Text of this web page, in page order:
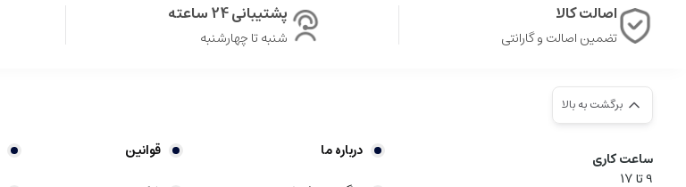
اصالت کالا
تضمین اصالت و گارانتی
پشتیبانی 24 ساعته
شنبه تا چهارشنبه
برگشت به بالا
ساعت کاری
9‌ تا ۱۷
درباره ما قوانین